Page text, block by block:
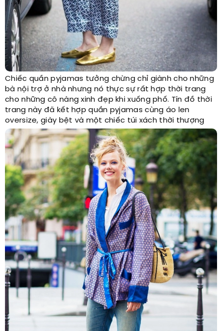
Chiếc quần pyjamas tưởng chừng chỉ giành cho những
bà nội trợ ở nhà nhưng nó thực sự rất hợp thời trang
cho những cô nàng xinh đẹp khi xuống phố. Tín đồ thời
trang này đã kết hợp quần pyjamas cùng áo len
oversize, giày bệt và một chiếc túi xách thời thượng